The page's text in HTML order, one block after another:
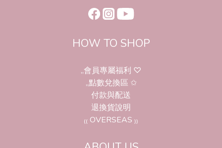
HOW TO SHOP
,,會員專屬福利 ♡
,,點數兌換區 ✩
付款與配送
退換貨說明
₍₍ OVERSEAS ₎₎